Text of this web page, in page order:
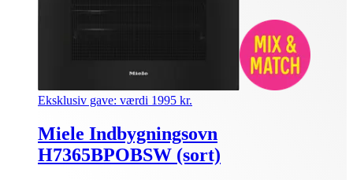
Eksklusiv gave: værdi 1995 kr.
Miele Indbygningsovn
H7365BPOBSW (sort)